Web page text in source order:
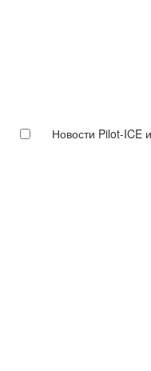
Новости Pilot-ICE